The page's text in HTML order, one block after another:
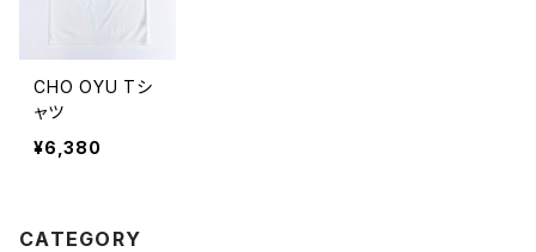
CHO OYU Tシ
ャツ
¥6,380
CATEGORY